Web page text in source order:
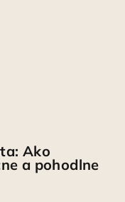
Ako
a pohodlne